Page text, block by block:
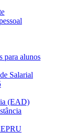
para alunos
Salarial
(EAD)